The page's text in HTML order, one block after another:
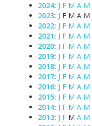
2024: J F M A M
2023: J F M A M
2022: J F M A M
2021: J F M A M
2020: J F M A M
2019: J F M A M
2018: J F M A M
2017: J F M A M
2016: J F M A M
2015: J F M A M
2014: J F M A M
2013: J F M A M